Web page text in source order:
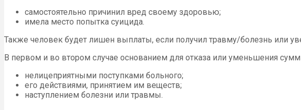
самостоятельно причинил вред своему здоровью;
имела место попытка суицида.
Также человек будет лишен выплаты, если получил травму/болезнь или
В первом и во втором случае основанием для отказа или уменьшения
нелицеприятными поступками больного;
его действиями, принятием им веществ;
наступлением болезни или травмы.